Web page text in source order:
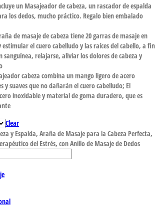
un Masajeador de cabeza, un rascador de espalda
los dedos, mucho práctico. Regalo bien embalado
araña de masaje de cabeza tiene 20 garras de masaje en
estimular el cuero cabelludo y las raíces del cabello, a fin
sanguínea, relajarse, aliviar los dolores de cabeza y
cabeza combina un mango ligero de acero
y suaves que no dañarán el cuero cabelludo; El
inoxidable y material de goma duradero, que es
Clear
y Espalda, Araña de Masaje para la Cabeza Perfecta,
del Estrés, con Anillo de Masaje de Dedos